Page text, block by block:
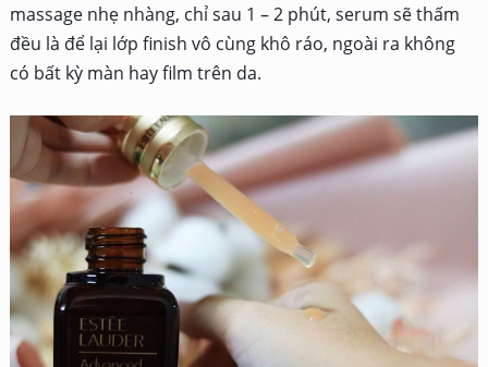
massage nhẹ nhàng, chỉ sau 1 – 2 phút, serum sẽ thấm
đều là để lại lớp finish vô cùng khô ráo, ngoài ra không
có bất kỳ màn hay film trên da.